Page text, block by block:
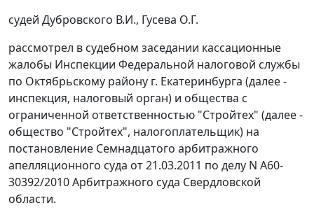
судей Дубровского В.И., Гусева О.Г.
рассмотрел в судебном заседании кассационные
жалобы Инспекции Федеральной налоговой службы
по Октябрьскому району г. Екатеринбурга (далее -
инспекция, налоговый орган) и общества с
ограниченной ответственностью "Стройтех" (далее -
общество "Стройтех", налогоплательщик) на
постановление Семнадцатого арбитражного
апелляционного суда от 21.03.2011 по делу N А60-
30392/2010 Арбитражного суда Свердловской
области.